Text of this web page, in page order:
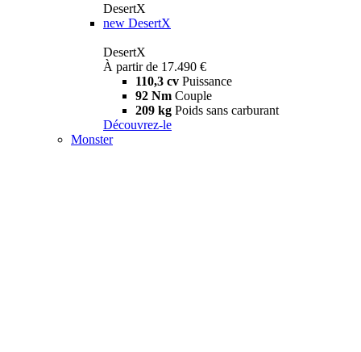
DesertX
new DesertX
DesertX
À partir de 17.490 €
110,3 cv Puissance
92 Nm Couple
209 kg Poids sans carburant
Découvrez-le
Monster